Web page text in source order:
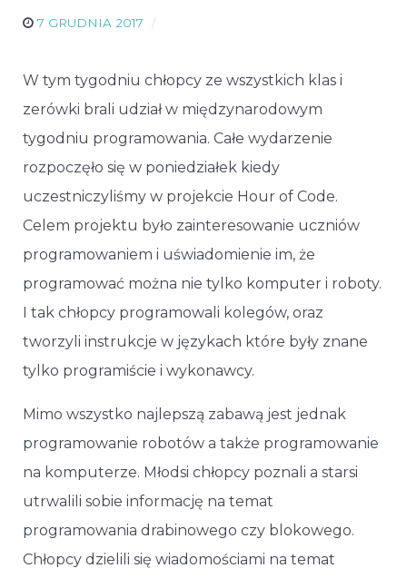
7 GRUDNIA 2017
W tym tygodniu chłopcy ze wszystkich klas i
zerówki brali udział w międzynarodowym
tygodniu programowania. Całe wydarzenie
rozpoczęło się w poniedziałek kiedy
uczestniczyliśmy w projekcie Hour of Code.
Celem projektu było zainteresowanie uczniów
programowaniem i uświadomienie im, że
programować można nie tylko komputer i roboty.
I tak chłopcy programowali kolegów, oraz
tworzyli instrukcje w językach które były znane
tylko programiście i wykonawcy.
Mimo wszystko najlepszą zabawą jest jednak
programowanie robotów a także programowanie
na komputerze. Młodsi chłopcy poznali a starsi
utrwalili sobie informację na temat
programowania drabinowego czy blokowego.
Chłopcy dzielili się wiadomościami na temat